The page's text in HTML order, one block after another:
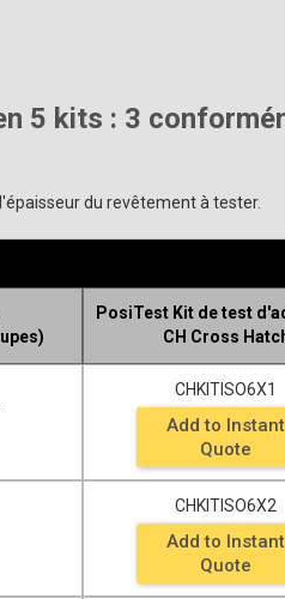
5 kits : 3
du revêtement à tester.
PosiTest Kit de test
CH Cross
CHKITISO6X1
Add to Instant
Quote
CHKITISO6X2
Add to Instant
Quote